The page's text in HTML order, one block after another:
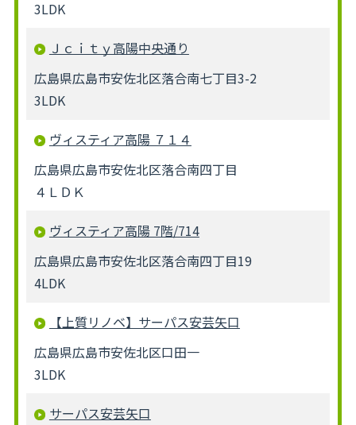
3LDK
Ｊｃｉｔｙ高陽中央通り
広島県広島市安佐北区落合南七丁目3-2
3LDK
ヴィスティア高陽 ７１４
広島県広島市安佐北区落合南四丁目
４ＬＤＫ
ヴィスティア高陽 7階/714
広島県広島市安佐北区落合南四丁目19
4LDK
【上質リノベ】サーパス安芸矢口
広島県広島市安佐北区口田一
3LDK
サーパス安芸矢口